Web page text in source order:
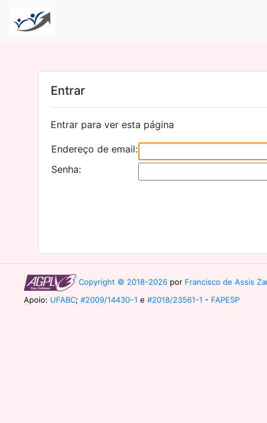
Entrar
Entrar para ver esta página
Endereço de email:
Senha:
Copyright © 2018-2026 por Francisco de Assis
Apoio: UFABC; #2009/14430–1 e #2018/23561-1 - FAPESP